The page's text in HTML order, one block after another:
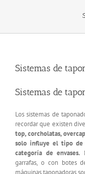
Sistemas de
Sistemas de
Los sistemas de
recordar que existen
top, corcholatas,
solo influye el tipo de
categoría de envases.
garrafas, o con botes
máquinas taponadoras